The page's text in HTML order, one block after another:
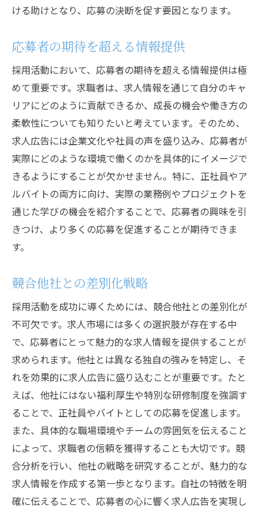
ける助けとなり、応募の決断を促す要因となります。
応募者の期待を超える情報提供
採用活動において、応募者の期待を超える情報提供は極
めて重要です。求職者は、求人情報を通じて自分のキャ
リアにどのように貢献できるか、成長の機会や働き方の
柔軟性についても知りたいと考えています。そのため、
求人広告には企業文化や社員の声を盛り込み、応募者が
実際にどのような環境で働くのかを具体的にイメージで
きるようにすることが欠かせません。特に、正社員やア
ルバイトの両方に向け、実際の業務例やプロジェクトを
通じた学びの機会を紹介することで、応募者の興味を引
きつけ、より多くの応募を促進することが期待できま
す。
競合他社との差別化戦略
採用活動を成功に導くためには、競合他社との差別化が
不可欠です。求人市場には多くの選択肢が存在する中
で、応募者にとって魅力的な求人情報を提供することが
求められます。他社とは異なる独自の強みを特定し、そ
れを効果的に求人広告に盛り込むことが重要です。たと
えば、他社にはない福利厚生や特別な研修制度を強調す
ることで、正社員やバイトとしての応募を促進します。
また、具体的な職場環境やチームの雰囲気を伝えること
によって、求職者の信頼を獲得することも大切です。競
合分析を行い、他社の戦略を研究することが、魅力的な
求人情報を作成する第一歩となります。自社の特徴を明
確に伝えることで、応募者の心に響く求人広告を実現し